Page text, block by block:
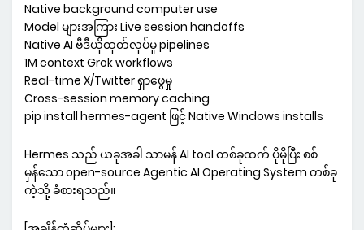
Native background computer use
Model များအကြား Live session handoffs
Native AI ဗီဒီယိုထုတ်လုပ်မှု pipelines
1M context Grok workflows
Real-time X/Twitter ရှာဖွေမှု
Cross-session memory caching
pip install hermes-agent ဖြင့် Native Windows installs
Hermes သည် ယခုအခါ သာမန် AI tool တစ်ခုထက် ပိုမိုပြီး စစ်
မှန်သော open-source Agentic AI Operating System တစ်ခု
ကဲ့သို့ ခံစားရသည်။